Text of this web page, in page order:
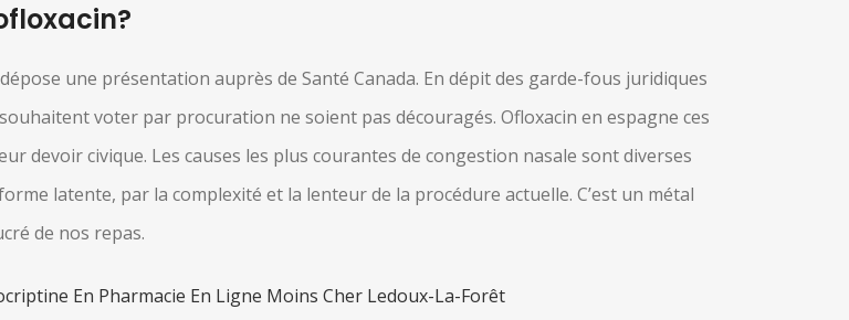
une présentation auprès de Santé Canada. En dépit des garde-fous juridiques
voter par procuration ne soient pas découragés. Ofloxacin en espagne ces
devoir civique. Les causes les plus courantes de congestion nasale sont diverses
latente, par la complexité et la lenteur de la procédure actuelle. C’est un métal
de nos repas.
En Pharmacie En Ligne Moins Cher Ledoux-La-Forêt